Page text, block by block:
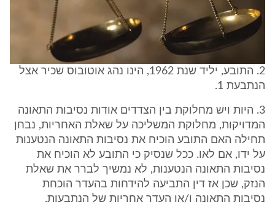
2. התובע, יליד שנת 1962, הינו נהג אוטובוס שכיר אצל
הנתבעת 1.
3. היות ויש מחלוקת בין הצדדים אודות נסיבות התאונה
המדויקות, מחלוקת המשליכה על שאלת האחריות, נבחן
תחילה האם התובע הוכיח את נסיבות התאונה הנטענות
על ידו, אם לאו. ככל שנסיק כי התובע לא הוכיח את
נסיבות התאונה הנטענות, לא נמשיך לברר את שאלת
הנזק, שכן אז דין התביעה להידחות בהעדר הוכחת
נסיבות התאונה ו/או העדר אחריות של הנתבעות.